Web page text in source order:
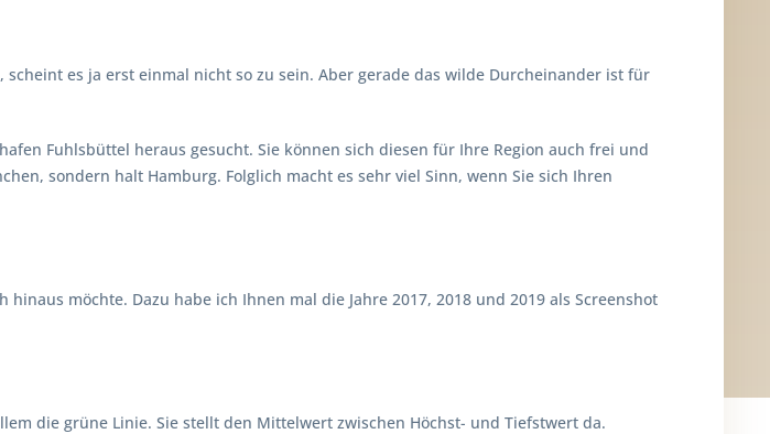
es ja erst einmal nicht so zu sein. Aber gerade das wilde Durcheinander ist für
Fuhlsbüttel heraus gesucht. Sie können sich diesen für Ihre Region auch frei und
sondern halt Hamburg. Folglich macht es sehr viel Sinn, wenn Sie sich Ihren
möchte. Dazu habe ich Ihnen mal die Jahre 2017, 2018 und 2019 als Screenshot
die grüne Linie. Sie stellt den Mittelwert zwischen Höchst- und Tiefstwert da.